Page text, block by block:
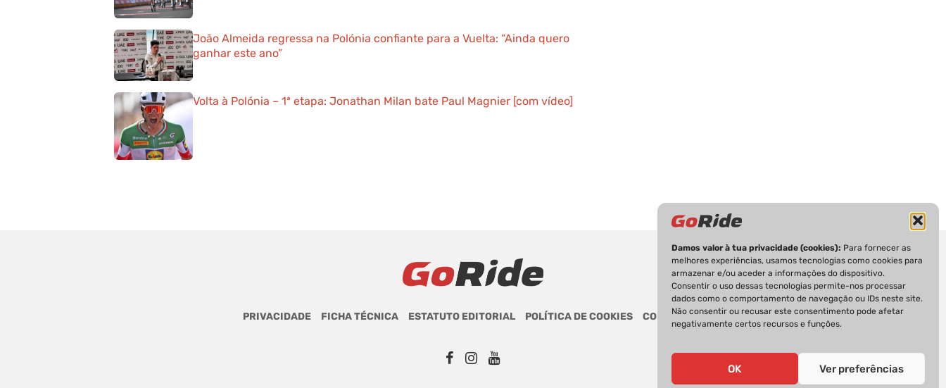
Damos valor à tua privacidade (cookies): Para fornecer as
melhores experiências, usamos tecnologias como cookies para
armazenar e/ou aceder a informações do dispositivo.
Consentir o uso dessas tecnologias permite-nos processar
dados como o comportamento de navegação ou IDs neste site.
Não consentir ou recusar este consentimento pode afetar
negativamente certos recursos e funções.
OK Ver preferências
João Almeida regressa na Polónia confiante para a Vuelta: “Ainda quero
ganhar este ano”
Volta à Polónia – 1ª etapa: Jonathan Milan bate Paul Magnier [com vídeo]
PRIVACIDADE FICHA TÉCNICA ESTATUTO EDITORIAL POLÍTICA DE COOKIES CONTACTOS